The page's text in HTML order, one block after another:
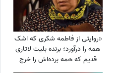
«روایتی از فاطمه شکری که اشک
همه را درآورد؛ برنده بلیت لاتاری
قدیم که همه برده‌اش را خرج